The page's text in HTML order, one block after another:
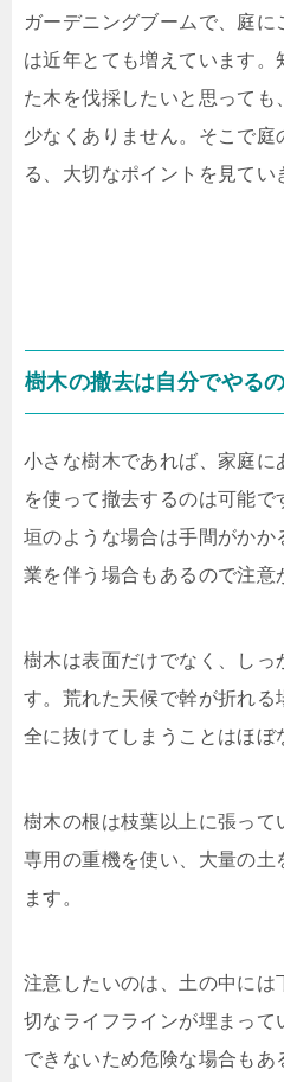
ガーデニングブームで、庭に
は近年とても増えています
た木を伐採したいと思っても
少なくありません。そこで庭
る、大切なポイントを見てい
樹木の撤去は自分でやる
小さな樹木であれば、家庭に
を使って撤去するのは可能
垣のような場合は手間がかか
業を伴う場合もあるので注意
樹木は表面だけでなく、しっ
す。荒れた天候で幹が折れる
全に抜けてしまうことはほぼ
樹木の根は枝葉以上に張って
専用の重機を使い、大量の土
ます。
注意したいのは、土の中には
切なライフラインが埋まって
できないため危険な場合もあ